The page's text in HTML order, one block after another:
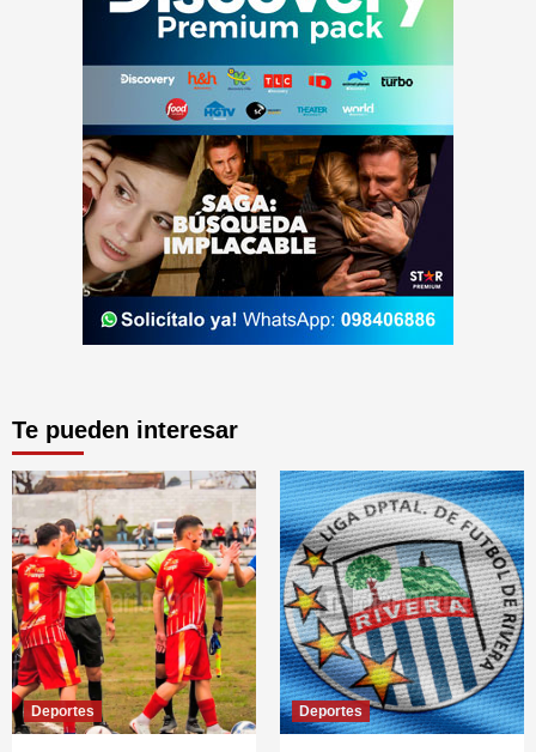
Te pueden interesar
Deportes Deportes